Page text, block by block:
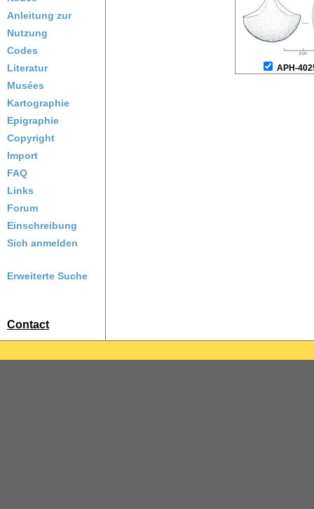
Anleitung zur
Nutzung
Codes
Literatur
Musées
Kartographie
Epigraphie
Copyright
Import
FAQ
Links
Forum
Einschreibung
Sich anmelden
Erweiterte Suche
Contact
APH-